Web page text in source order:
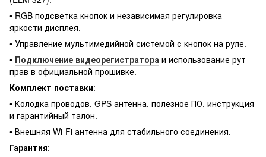
• RGB подсветка кнопок и независимая регулировка
яркости дисплея.
• Управление мультимедийной системой с кнопок на руле.
• Подключение видеорегистратора и использование рут-
прав в официальной прошивке.
Комплект поставки:
• Колодка проводов, GPS антенна, полезное ПО, инструкция
и гарантийный талон.
• Внешняя Wi-Fi антенна для стабильного соединения.
Гарантия: